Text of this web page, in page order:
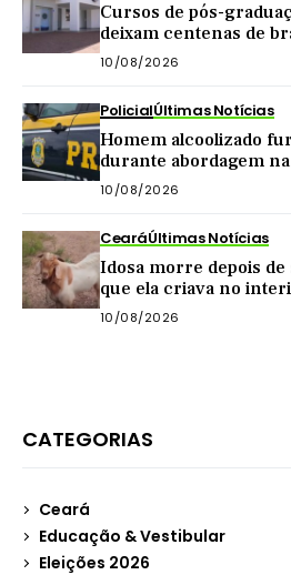
Cursos de pós-
deixam centenas de
perder diplomas
10/08/2026
PolicialÚltimas Notícias
Homem alcoolizado
durante abordagem na
10/08/2026
CearáÚltimas Notícias
Idosa morre depois de
que ela criava no
10/08/2026
CATEGORIAS
Ceará
Educação & Vestibular
Eleições 2026